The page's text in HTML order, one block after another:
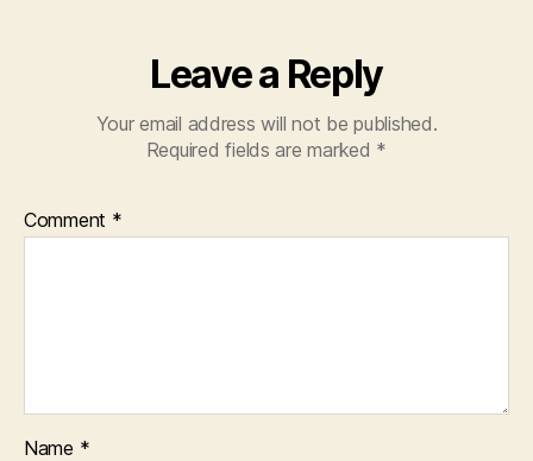
Leave a Reply
Your email address will not be published.
Required fields are marked *
Comment *
Name *